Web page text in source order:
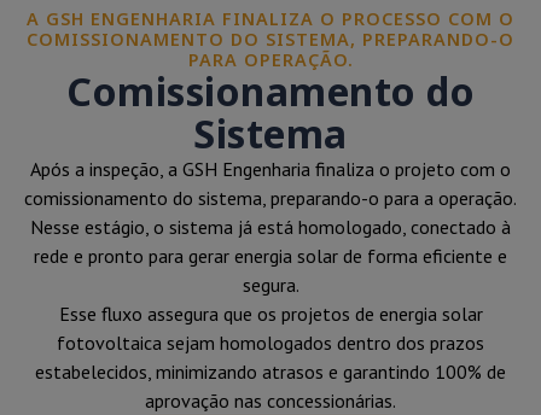
A GSH ENGENHARIA FINALIZA O PROCESSO COM O
COMISSIONAMENTO DO SISTEMA, PREPARANDO-O
PARA OPERAÇÃO.
Comissionamento do
Sistema
Após a inspeção, a GSH Engenharia finaliza o projeto com o
comissionamento do sistema, preparando-o para a operação.
Nesse estágio, o sistema já está homologado, conectado à
rede e pronto para gerar energia solar de forma eficiente e
segura.
Esse fluxo assegura que os projetos de energia solar
fotovoltaica sejam homologados dentro dos prazos
estabelecidos, minimizando atrasos e garantindo 100% de
aprovação nas concessionárias.